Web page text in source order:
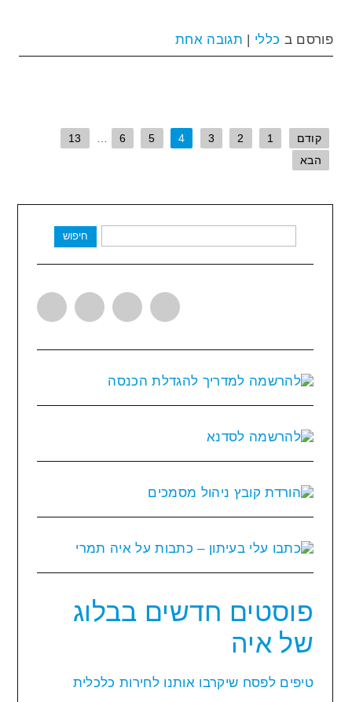
פורסם ב כללי | תגובה אחת
קודם 1
2
3
4
5
6
13
הבא
חיפוש
פוסטים חדשים בבלוג
של איה
טיפים לפסח שיקרבו אותנו לחירות כלכלית